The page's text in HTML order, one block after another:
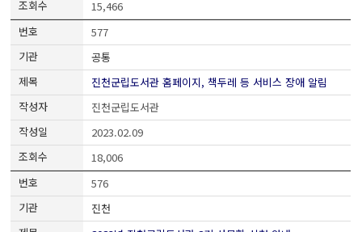
15,466
577
공통
진천군립도서관 홈페이지, 책두레 등 서비스 장애 알림
진천군립도서관
2023.02.09
18,006
576
진천